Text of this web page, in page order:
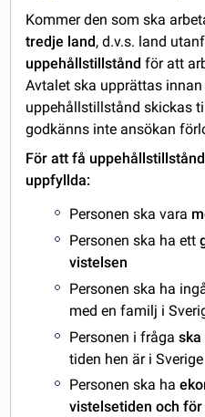
Kommer den som ska
tredje land, d.v.s. land
uppehållstillståndför att
Avtalet ska upprättas
uppehållstillstånd skickas
godkänns inte ansökan
För att få
uppfyllda:
Personen ska vara
Personen ska ha ett
vistelsen
Personen ska ha
med en familj i
Personen i frågaska
tiden hen är i Sverige
Personen ska ha
vistelsetiden och